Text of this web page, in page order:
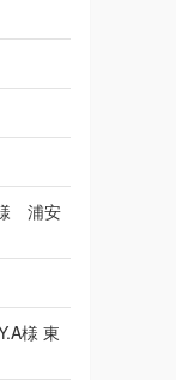
様 浦安
様 東